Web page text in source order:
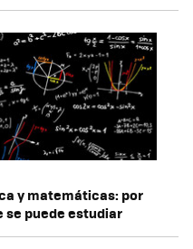
y matemáticas: por
se puede estudiar